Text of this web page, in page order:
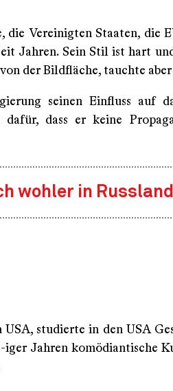
Vereinigten Staaten, die
Jahren. Sein Stil ist hart
der Bildfläche, tauchte
seinen Einfluss auf
dass er keine
wohler in
USA, studierte in den USA
Jahren komödiantische